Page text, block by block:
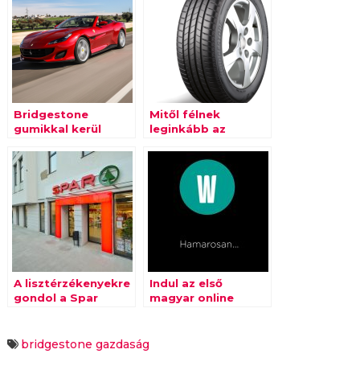
Bridgestone
gumikkal kerül
Ferrari Portofino
Mitől félnek
leginkább az
A lisztérzékenyekre
gondol a Spar
Indul az első
magyar online
bridgestone gazdaság